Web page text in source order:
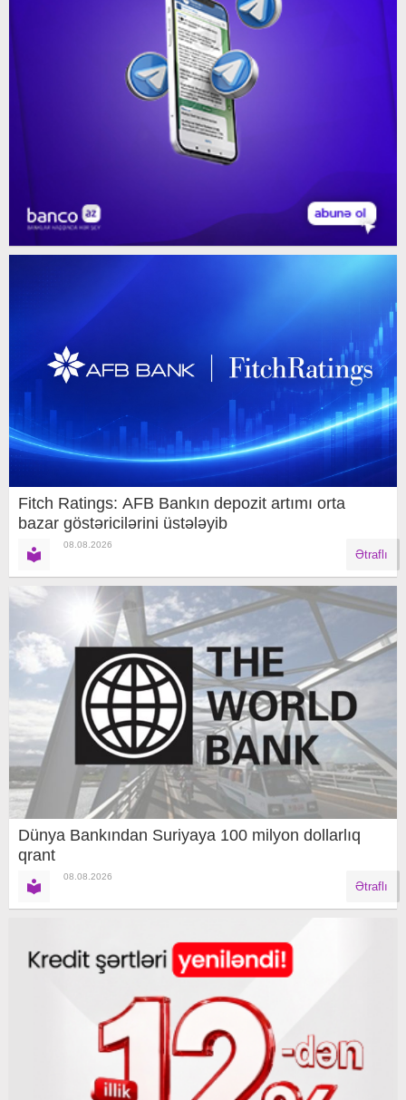
Fitch Ratings: AFB Bankın depozit artımı orta
bazar göstəricilərini üstələyib
08.08.2026
Ətraflı
Dünya Bankından Suriyaya 100 milyon dollarlıq
qrant
08.08.2026
Ətraflı